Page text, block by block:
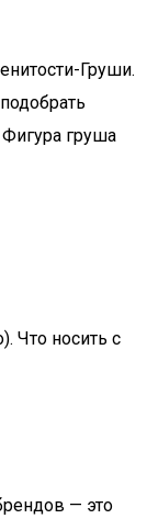
Груши.
груша
Что носить с